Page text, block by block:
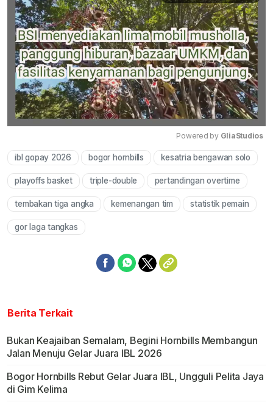
Mute
Powered by GliaStudios
ibl gopay 2026 bogor hornbills kesatria bengawan solo
playoffs basket triple-double pertandingan overtime
tembakan tiga angka kemenangan tim statistik pemain
gor laga tangkas
Berita Terkait
Bukan Keajaiban Semalam, Begini Hornbills Membangun
Jalan Menuju Gelar Juara IBL 2026
Bogor Hornbills Rebut Gelar Juara IBL, Ungguli Pelita Jaya
di Gim Kelima